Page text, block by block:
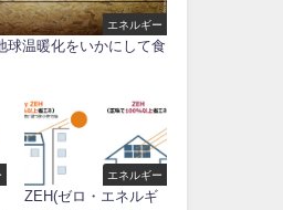
エネルギー
球温暖化をいかにして食
エネルギー
ZEH(ゼロ・エネルギ